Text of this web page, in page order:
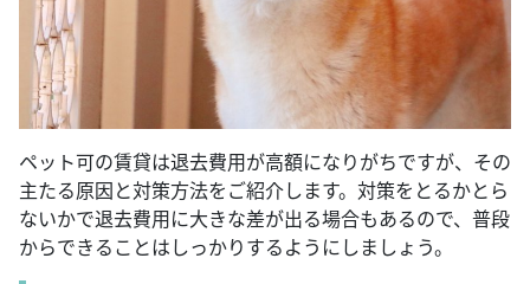
ペット可の賃貸は退去費用が高額になりがちですが、その
主たる原因と対策方法をご紹介します。対策をとるかとら
ないかで退去費用に大きな差が出る場合もあるので、普段
からできることはしっかりするようにしましょう。